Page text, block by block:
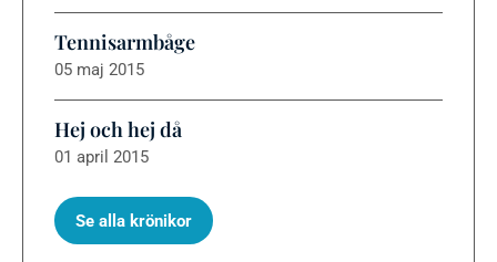
Tennisarmbåge
05 maj 2015
Hej och hej då
01 april 2015
Se alla krönikor